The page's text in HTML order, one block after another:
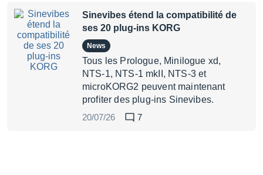
Sinevibes étend la compatibilité de
ses 20 plug-ins KORG
News
Tous les Prologue, Minilogue xd,
NTS-1, NTS-1 mkII, NTS-3 et
microKORG2 peuvent maintenant
profiter des plug-ins Sinevibes.
20/07/26
7